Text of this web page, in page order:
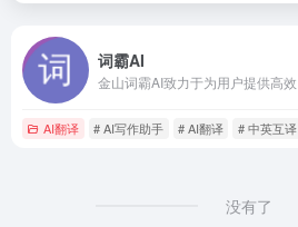
词霸AI
AI翻译 # AI写作助手 # AI翻译 # 中英互译
没有了